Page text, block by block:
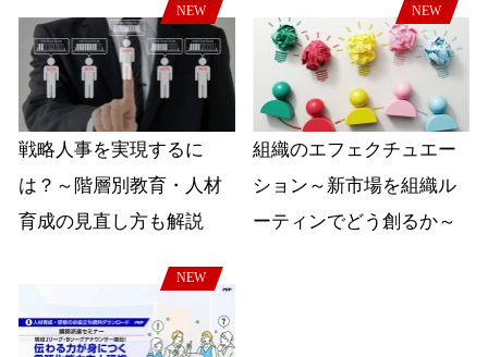
NEW
戦略人事を実現するに
は？～階層別教育・人材
育成の見直し方も解説
NEW
組織のエフェクチュエー
ション～新市場を組織ル
ーティンでどう創るか～
NEW